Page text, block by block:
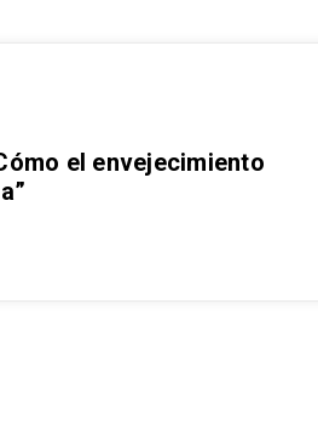
el envejecimiento